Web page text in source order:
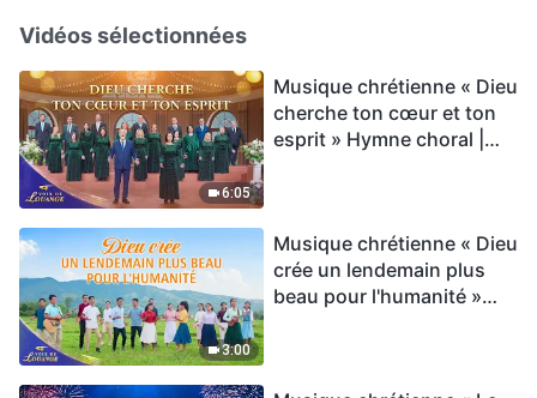
Vidéos sélectionnées
6:05
Musique chrétienne « Dieu
cherche ton cœur et ton
esprit » Hymne choral |
3:00
Musique chrétienne « Dieu
crée un lendemain plus
beau pour l'humanité »